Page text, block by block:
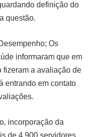
definição do
questão.
Os
informaram que em
fizeram a avaliação de
entrando em contato
incorporação da